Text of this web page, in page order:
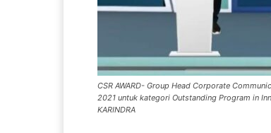
CSR AWARD- Group Head Corporate
2021 untuk kategori Outstanding Program in
KARINDRA